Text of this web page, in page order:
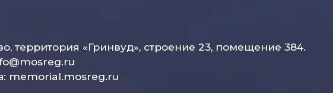
территория «Гринвуд», строение 23, помещение 384.
memorial.mosreg.ru